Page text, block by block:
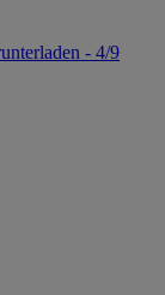
- 4/9